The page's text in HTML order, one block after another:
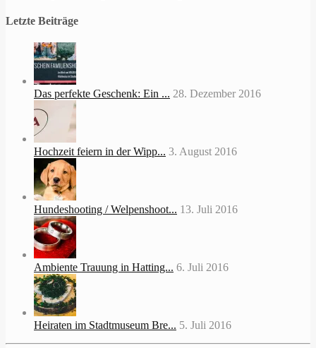
Letzte Beiträge
Das perfekte Geschenk: Ein ... 28. Dezember 2016
Hochzeit feiern in der Wipp... 3. August 2016
Hundeshooting / Welpenshoot... 13. Juli 2016
Ambiente Trauung in Hatting... 6. Juli 2016
Heiraten im Stadtmuseum Bre... 5. Juli 2016